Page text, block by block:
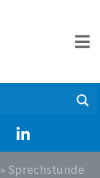
» Sprechstunde